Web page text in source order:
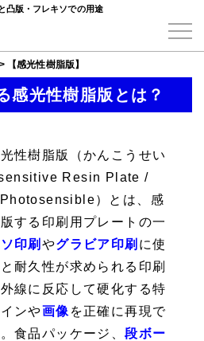
凸版・フレキソでの用途
【感光性樹脂版】
感光性樹脂版とは？
性樹脂版
（かんこうせい
Resin Plate /
）とは、感
する印刷用プレートの一
印刷 やグラビア印刷 に使
と耐久性が求められる印刷
線に反応して硬化する特
ンや画像 を正確に再現で
食品パッケージ、段ボー